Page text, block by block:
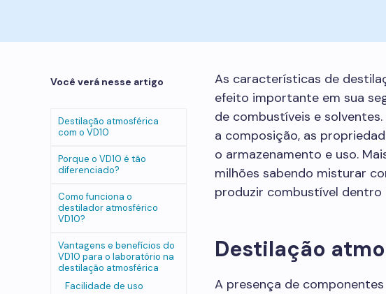
Você verá nesse artigo
Destilação atmosférica
com o VD10
Porque o VD10 é tão
diferenciado?
Como funciona o
destilador atmosférico
VD10?
Vantagens e benefícios do
VD10 para o laboratório na
destilação atmosférica
Facilidade de uso
As características de
efeito importante em sua
de combustíveis e
a composição, as
o armazenamento e uso.
milhões sabendo misturar
produzir combustível dentro
Destilação
A presença de